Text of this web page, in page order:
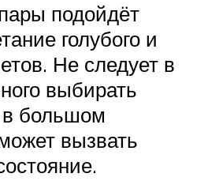
подойдёт
голубого и
Не следует в
выбирать
большом
вызвать